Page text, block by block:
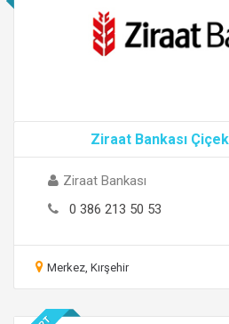
Ziraat Bankası
Ziraat Bankası
0 386 213 50 53
Merkez, Kırşehir